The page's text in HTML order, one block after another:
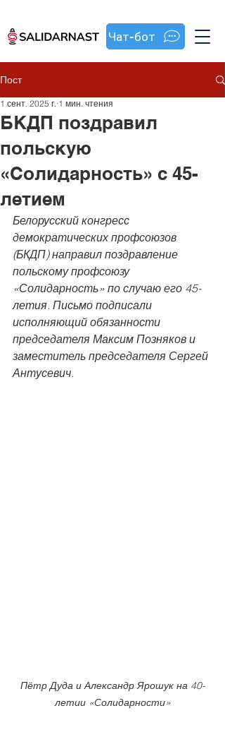
Чат-бот
Пост
БКДП поздравил
польскую
«Солидарность» с 45-
летием
1 сент. 2025 г. 1 мин. чтения
Белорусский конгресс
демократических профсоюзов
(БКДП) направил поздравление
польскому профсоюзу
«Солидарность» по случаю его 45-
летия. Письмо подписали
исполняющий обязанности
председателя Максим Позняков и
заместитель председателя Сергей
Антусевич.
Пётр Дуда и Александр Ярошук на 40-
летии «Солидарности»